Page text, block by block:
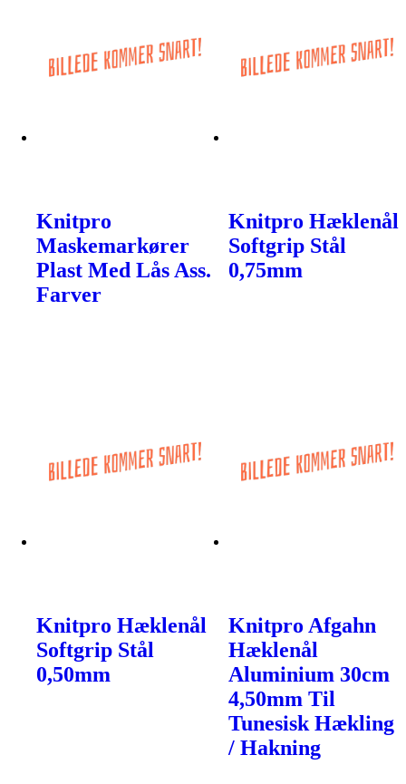
Knitpro
Maskemarkører
Plast Med Lås Ass.
Farver
Knitpro Hæklenål
Softgrip Stål
0,75mm
Knitpro Hæklenål
Softgrip Stål
0,50mm
Knitpro Afgahn
Hæklenål
Aluminium 30cm
4,50mm Til
Tunesisk Hækling
/ Hakning